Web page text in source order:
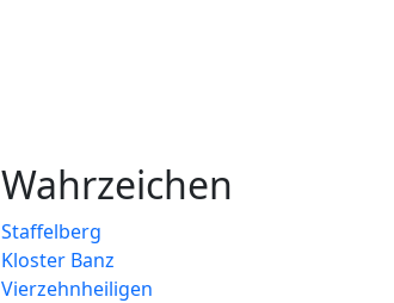
Wahrzeichen
Staffelberg
Kloster Banz
Vierzehnheiligen